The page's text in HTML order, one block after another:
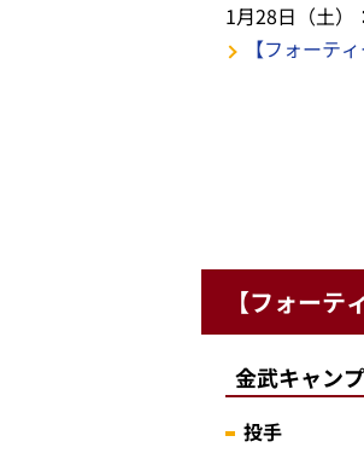
1月28日（土）
【フォーテ
【フォー
金武キャン
投手